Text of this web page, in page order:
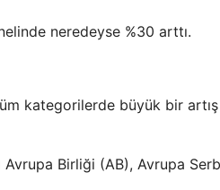
neredeyse %30 arttı.
kategorilerde büyük bir
Birliği (AB), Avrupa